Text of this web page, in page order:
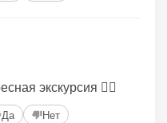
экскурсия 👍🏼
Да Нет